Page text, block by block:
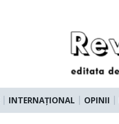
INTERNAȚIONAL OPINII